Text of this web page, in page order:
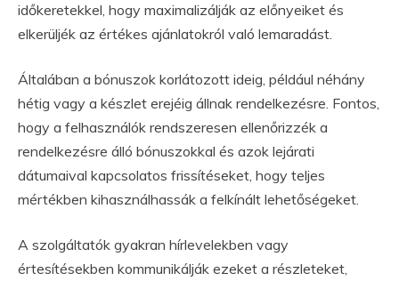
időkeretekkel, hogy maximalizálják az előnyeiket és
elkerüljék az értékes ajánlatokról való lemaradást.
Általában a bónuszok korlátozott ideig, például néhány
hétig vagy a készlet erejéig állnak rendelkezésre. Fontos,
hogy a felhasználók rendszeresen ellenőrizzék a
rendelkezésre álló bónuszokkal és azok lejárati
dátumaival kapcsolatos frissítéseket, hogy teljes
mértékben kihasználhassák a felkínált lehetőségeket.
A szolgáltatók gyakran hírlevelekben vagy
értesítésekben kommunikálják ezeket a részleteket,